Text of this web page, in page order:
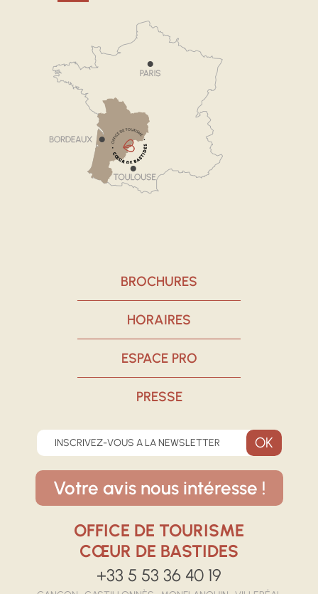
BROCHURES
HORAIRES
ESPACE PRO
PRESSE
INSCRIVEZ-VOUS A LA NEWSLETTER
Votre avis nous intéresse !
OFFICE DE TOURISME
CŒUR DE BASTIDES
+33 5 53 36 40 19